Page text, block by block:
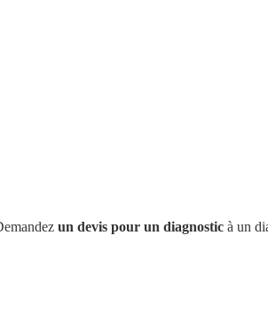
un devis pour un diagnostic à un